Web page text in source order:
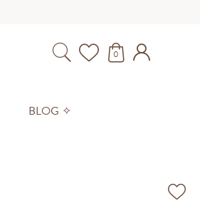
BLOG ✧
0